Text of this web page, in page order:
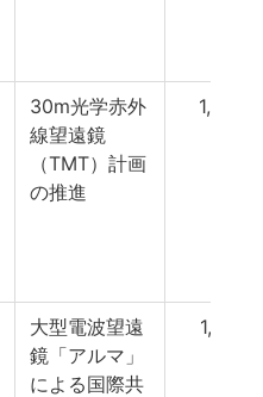
30m光学赤外
線望遠鏡
（TMT）計画
の推進
1,746
大型電波望遠
鏡「アルマ」
による国際共
1,412